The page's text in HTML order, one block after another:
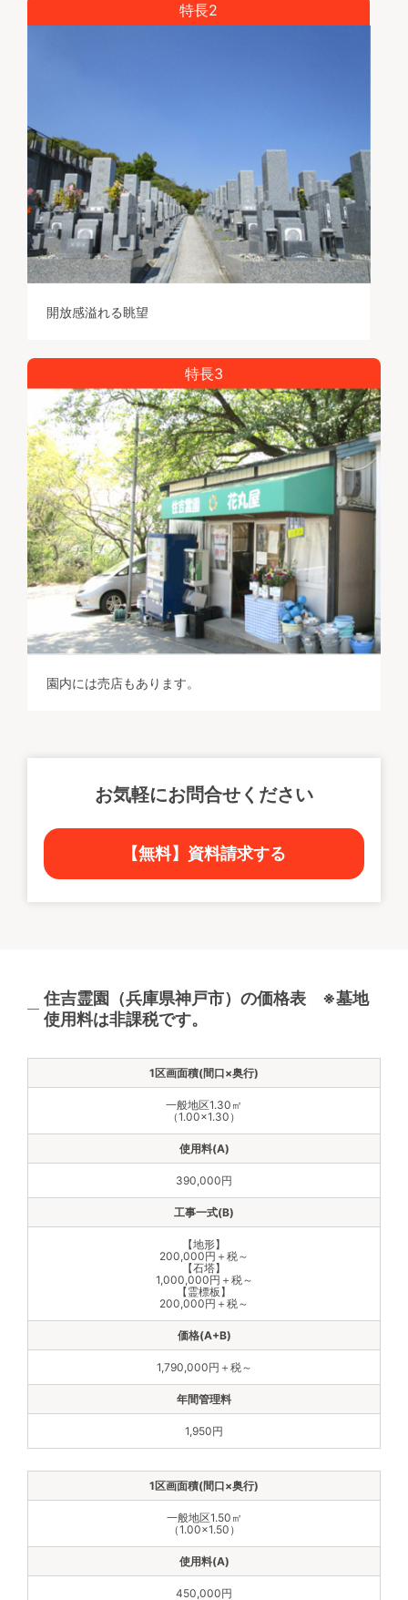
特長2
開放感溢れる眺望
特長3
園内には売店もあります。
お気軽にお問合せください
【無料】資料請求する
住吉霊園（兵庫県神戸市）の価格表 ※墓地
使用料は非課税です。
一般地区1.30㎡
（1.00×1.30）
390,000円
【地形】
200,000円＋税～
【石塔】
1,000,000円＋税～
【霊標板】
200,000円＋税～
1,790,000円＋税～
1,950円
一般地区1.50㎡
（1.00×1.50）
450,000円